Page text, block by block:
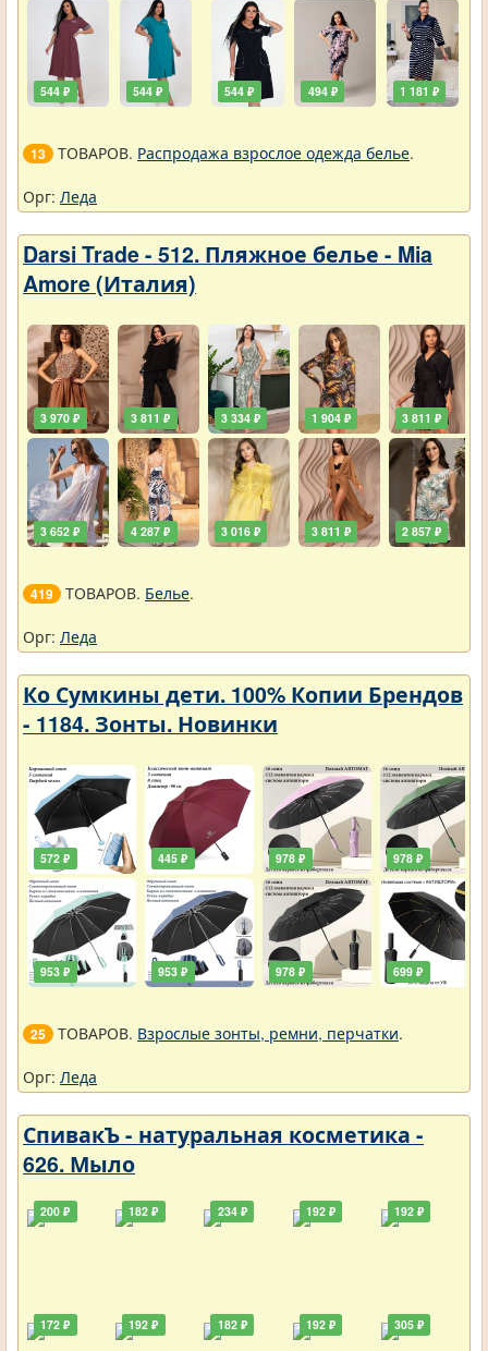
544 ₽ 544 ₽ 544 ₽ 494 ₽ 1 181 ₽
13 ТОВАРОВ. Распродажа взрослое одежда белье.
Орг: Леда
Darsi Trade - 512. Пляжное белье - Mia
Amore (Италия)
3 970 ₽
3 652 ₽
3 811 ₽
4 287 ₽
3 334 ₽
3 016 ₽
1 904 ₽
3 811 ₽
3 811 ₽
2 857 ₽
419 ТОВАРОВ. Белье.
Орг: Леда
Ко Сумкины дети. 100% Копии Брендов
- 1184. Зонты. Новинки
572 ₽
953 ₽
445 ₽
953 ₽
978 ₽
978 ₽
978 ₽
699 ₽
25 ТОВАРОВ. Взрослые зонты, ремни, перчатки.
Орг: Леда
СпивакЪ - натуральная косметика -
626. Мыло
200 ₽
172 ₽
182 ₽
192 ₽
234 ₽
182 ₽
192 ₽
192 ₽
192 ₽
305 ₽